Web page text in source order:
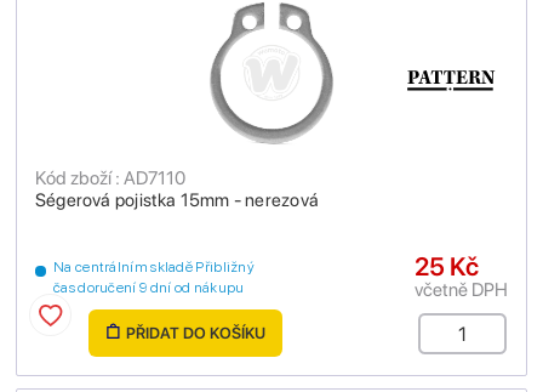
Ségerová pojistka 15mm - nerezová
Kód zboží : AD7110
Na centrálním skladě Přibližný
čas doručení 9 dní od nákupu
25 Kč
včetně DPH
PŘIDAT DO KOŠÍKU